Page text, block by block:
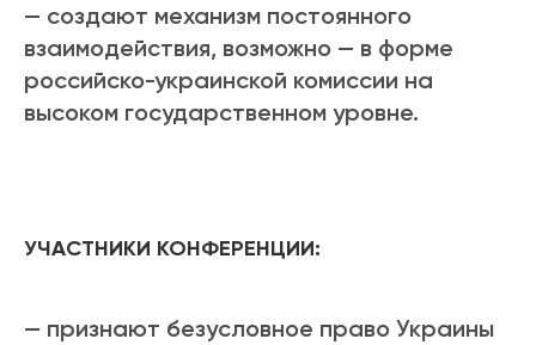
— создают механизм постоянного
взаимодействия, возможно — в форме
российско-украинской комиссии на
высоком государственном уровне.
УЧАСТНИКИ КОНФЕРЕНЦИИ:
— признают безусловное право Украины